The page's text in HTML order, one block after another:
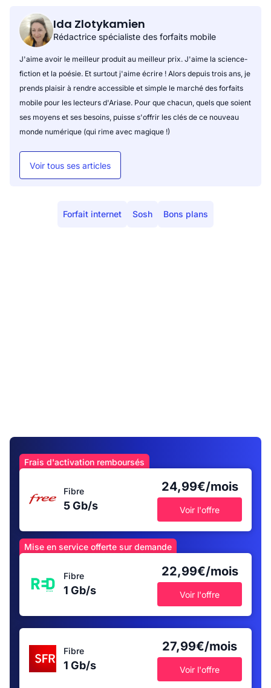
Ida Zlotykamien
Rédactrice spécialiste des forfaits mobile
J'aime avoir le meilleur produit au meilleur prix. J'aime la science-
fiction et la poésie. Et surtout j'aime écrire ! Alors depuis trois ans, je
prends plaisir à rendre accessible et simple le marché des forfaits
mobile pour les lecteurs d'Ariase. Pour que chacun, quels que soient
ses moyens et ses besoins, puisse s'offrir les clés de ce nouveau
monde numérique (qui rime avec magique !)
Voir tous ses articles
Forfait internet Sosh Bons plans
Frais d'activation remboursés
Fibre
5 Gb/s
24,99€/mois
Voir l'offre
Mise en service offerte sur demande
Fibre
1 Gb/s
22,99€/mois
Voir l'offre
Fibre
1 Gb/s
27,99€/mois
Voir l'offre